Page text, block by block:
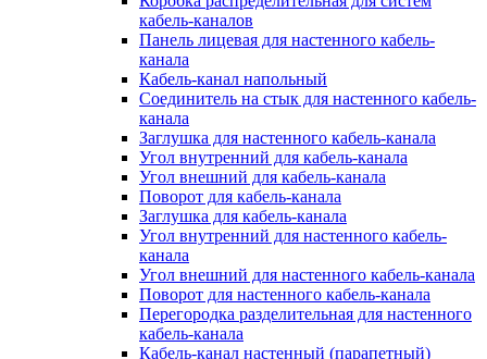
кабель-каналов
Панель лицевая для настенного кабель-
канала
Кабель-канал напольный
Соединитель на стык для настенного кабель-
канала
Заглушка для настенного кабель-канала
Угол внутренний для кабель-канала
Угол внешний для кабель-канала
Поворот для кабель-канала
Заглушка для кабель-канала
Угол внутренний для настенного кабель-
канала
Угол внешний для настенного кабель-канала
Поворот для настенного кабель-канала
Перегородка разделительная для настенного
кабель-канала
Кабель-канал настенный (парапетный)